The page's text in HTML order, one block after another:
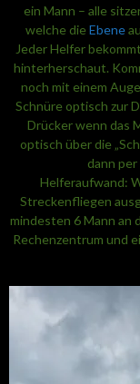
ein Mann – alle
welche die Ebene
Jeder Helfer
hinterherschaut.
noch mit einem
Schnüre optisch zur
Drücker wenn das
optisch über die
dann
Helferaufwand:
Streckenfliegen
mindesten 6 Mann an
Rechenzentrum und